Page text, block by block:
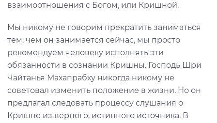
взаимоотношения с Богом, или Кришной.
Мы никому не говорим прекратить заниматься
тем, чем он занимается сейчас, мы просто
рекомендуем человеку исполнять эти
обязанности в сознании Кришны. Господь Шри
Чайтанья Махапрабху никогда никому не
советовал изменить положение в жизни. Но он
предлагал следовать процессу слушания о
Кришне из верного, истинного источника. В